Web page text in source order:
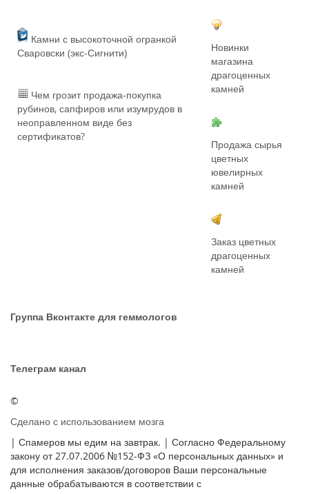
Камни с высокоточной огранкой
Сваровски (экс-Сигнити)
Чем грозит продажа-покупка
рубинов, сапфиров или изумрудов в
неоправленном виде без
сертификатов?
Новинки
магазина
драгоценных
камней
Продажа сырья
цветных
ювелирных
камней
Заказ цветных
драгоценных
камней
Группа Вконтакте для геммологов
Телеграм канал
©
Сделано с использованием мозга
| Спамеров мы едим на завтрак. | Согласно Федеральному
закону от 27.07.2006 №152-ФЗ «О персональных данных» и
для исполнения заказов/договоров Ваши персональные
данные обрабатываются в соответствии с